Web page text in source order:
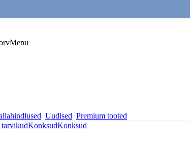
Menu
Uudised Premium tooted
KonksudKonksud